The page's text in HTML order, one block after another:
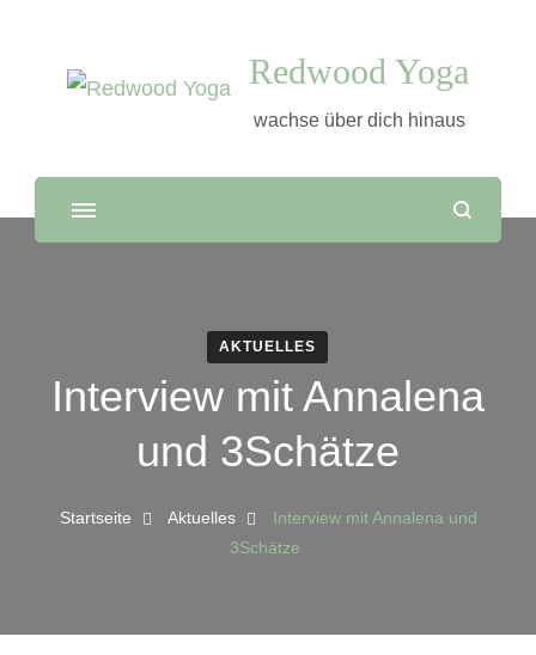
Redwood Yoga
wachse über dich hinaus
AKTUELLES
Interview mit Annalena
und 3Schätze
Startseite Aktuelles
Interview mit Annalena und
3Schätze